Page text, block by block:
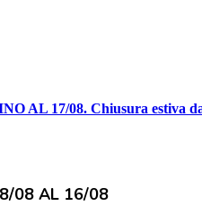
AL 17/08. Chiusura estiva
08 AL 16/08